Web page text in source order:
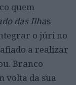
quem
das Ilhas
o júri no
a realizar
Branco
volta da sua